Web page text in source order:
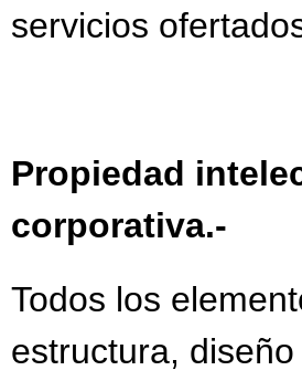
servicios
Propiedad
corporativa.-
Todos los
estructura,